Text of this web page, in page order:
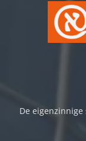
De eigenzinnige